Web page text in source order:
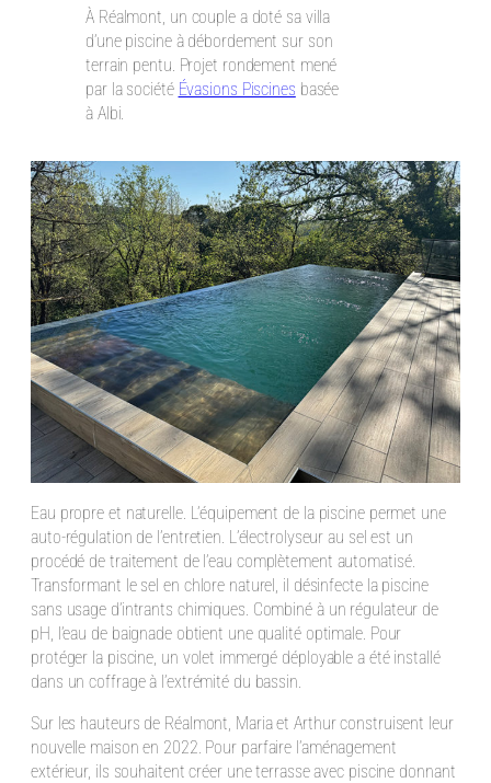
À Réalmont, un couple a doté sa villa
d’une piscine à débordement sur son
terrain pentu. Projet rondement mené
par la société Évasions Piscines basée
à Albi.
Eau propre et naturelle. L’équipement de la piscine permet une
auto-régulation de l’entretien. L’électrolyseur au sel est un
procédé de traitement de l’eau complètement automatisé.
Transformant le sel en chlore naturel, il désinfecte la piscine
sans usage d’intrants chimiques. Combiné à un régulateur de
pH, l’eau de baignade obtient une qualité optimale. Pour
protéger la piscine, un volet immergé déployable a été installé
dans un coffrage à l’extrémité du bassin.
Sur les hauteurs de Réalmont, Maria et Arthur construisent leur
nouvelle maison en 2022. Pour parfaire l’aménagement
extérieur, ils souhaitent créer une terrasse avec piscine donnant